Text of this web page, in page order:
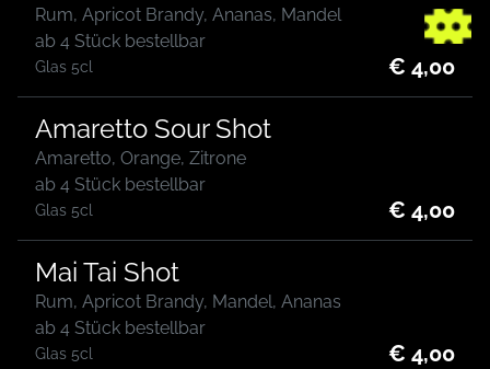
Rum, Apricot Brandy, Ananas, Mandel
ab 4 Stück bestellbar
Glas 5cl € 4,00
Amaretto Sour Shot
Amaretto, Orange, Zitrone
ab 4 Stück bestellbar
Glas 5cl € 4,00
Mai Tai Shot
Rum, Apricot Brandy, Mandel, Ananas
ab 4 Stück bestellbar
Glas 5cl € 4,00